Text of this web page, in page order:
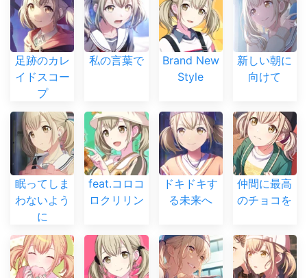
足跡のカレ
イドスコー
プ
私の言葉で
Brand New
Style
新しい朝に
向けて
眠ってしま
わないよう
に
feat.コロコ
ロクリリン
ドキドキす
る未来へ
仲間に最高
のチョコを